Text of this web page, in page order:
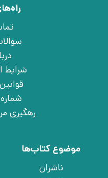
شرایط
رهگیری
موضوع کتاب‌ها
ناشران